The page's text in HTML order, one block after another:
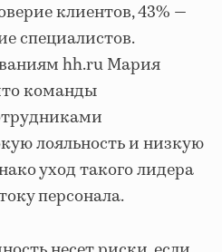
клиентов, 43% —
специалистов.
hh.ru Мария
команды
лояльность и низкую
уход такого лидера
персонала.